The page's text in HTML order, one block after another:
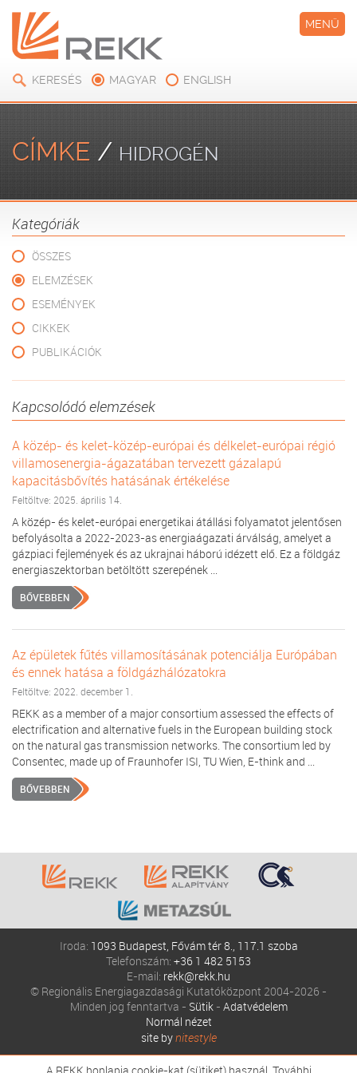
KERESÉS MAGYAR ENGLISH
MENÜ
CÍMKE / HIDROGÉN
Kategóriák
ÖSSZES
ELEMZÉSEK
ESEMÉNYEK
CIKKEK
PUBLIKÁCIÓK
Kapcsolódó elemzések
A közép- és kelet-közép-európai és délkelet-európai régió
villamosenergia-ágazatában tervezett gázalapú
kapacitásbővítés hatásának értékelése
Feltöltve: 2025. április 14.
A közép- és kelet-európai energetikai átállási folyamatot jelentősen
befolyásolta a 2022-2023-as energiaágazati árválság, amelyet a
gázpiaci fejlemények és az ukrajnai háború idézett elő. Ez a földgáz
energiaszektorban betöltött szerepének ...
BŐVEBBEN
Az épületek fűtés villamosításának potenciálja Európában
és ennek hatása a földgázhálózatokra
Feltöltve: 2022. december 1.
REKK as a member of a major consortium assessed the effects of
electrification and alternative fuels in the European building stock
on the natural gas transmission networks. The consortium led by
Consentec, made up of Fraunhofer ISI, TU Wien, E-think and ...
BŐVEBBEN
Iroda: 1093 Budapest, Fővám tér 8., 117.1 szoba
Telefonszám: +36 1 482 5153
E-mail: rekk@rekk.hu
© Regionális Energiagazdasági Kutatóközpont 2004-2026 -
Minden jog fenntartva - Sütik- Adatvédelem
Normál nézet
site bynitestyle